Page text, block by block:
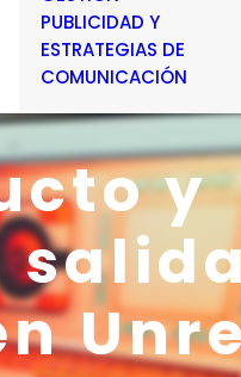
PUBLICIDAD Y
ESTRATEGIAS DE
COMUNICACIÓN
y